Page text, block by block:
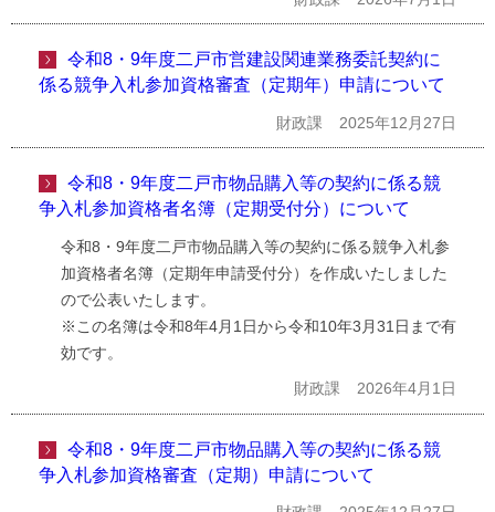
令和8・9年度二戸市営建設関連業務委託契約に
係る競争入札参加資格審査（定期年）申請について
財政課 2025年12月27日
令和8・9年度二戸市物品購入等の契約に係る競
争入札参加資格者名簿（定期受付分）について
令和8・9年度二戸市物品購入等の契約に係る競争入札参
加資格者名簿（定期年申請受付分）を作成いたしました
ので公表いたします。
※この名簿は令和8年4月1日から令和10年3月31日まで有
効です。
財政課 2026年4月1日
令和8・9年度二戸市物品購入等の契約に係る競
争入札参加資格審査（定期）申請について